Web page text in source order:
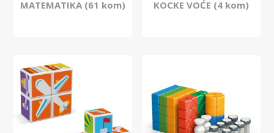
MATEMATIKA (61 kom) KOCKE VOĆE (4 kom)